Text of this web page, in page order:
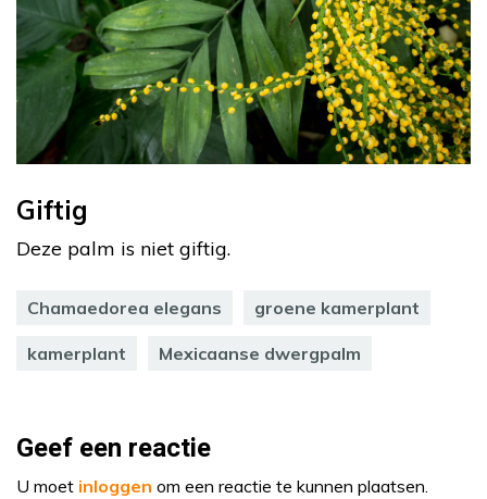
Giftig
Deze palm is niet giftig.
Chamaedorea elegans groene kamerplant
kamerplant Mexicaanse dwergpalm
Geef een reactie
U moet inloggen om een reactie te kunnen plaatsen.